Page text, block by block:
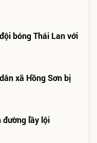
bóng Thái Lan với
xã Hồng Sơn bị
đường lầy lội